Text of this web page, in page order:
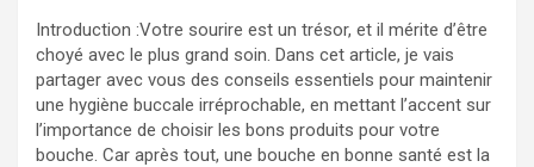
Introduction :Votre sourire est un trésor, et il mérite d’être
choyé avec le plus grand soin. Dans cet article, je vais
partager avec vous des conseils essentiels pour maintenir
une hygiène buccale irréprochable, en mettant l’accent sur
l’importance de choisir les bons produits pour votre
bouche. Car après tout, une bouche en bonne santé est la